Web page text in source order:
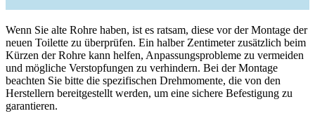
Wenn Sie alte Rohre haben, ist es ratsam, diese vor der Montage der
neuen Toilette zu überprüfen. Ein halber Zentimeter zusätzlich beim
Kürzen der Rohre kann helfen, Anpassungsprobleme zu vermeiden
und mögliche Verstopfungen zu verhindern. Bei der Montage
beachten Sie bitte die spezifischen Drehmomente, die von den
Herstellern bereitgestellt werden, um eine sichere Befestigung zu
garantieren.